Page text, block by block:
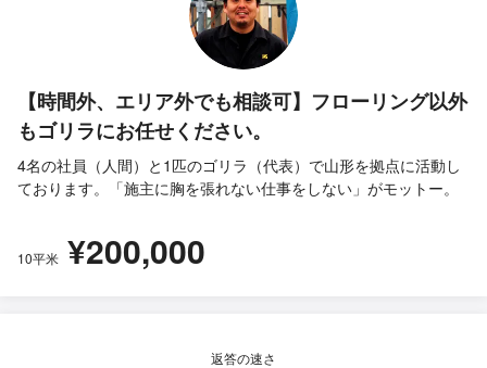
【時間外、エリア外でも相談可】フローリング以外
もゴリラにお任せください。
4名の社員（人間）と1匹のゴリラ（代表）で山形を拠点に活動し
ております。「施主に胸を張れない仕事をしない」がモットー。
10平米 ¥200,000
返答の速さ